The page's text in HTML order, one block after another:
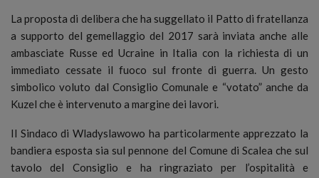
La proposta di delibera che ha suggellato il Patto di fratellanza
a supporto del gemellaggio del 2017 sarà inviata anche alle
ambasciate Russe ed Ucraine in Italia con la richiesta di un
immediato cessate il fuoco sul fronte di guerra. Un gesto
simbolico voluto dal Consiglio Comunale e “votato” anche da
Kuzel che è intervenuto a margine dei lavori.
Il Sindaco di Wladyslawowo ha particolarmente apprezzato la
bandiera esposta sia sul pennone del Comune di Scalea che sul
tavolo del Consiglio e ha ringraziato per l’ospitalità e